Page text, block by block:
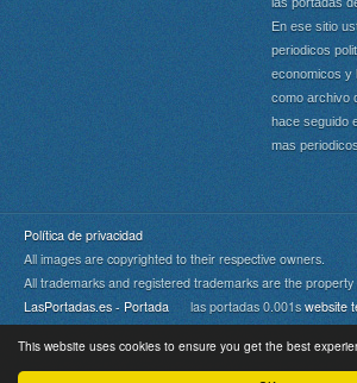
This website uses cookies to ensure you get the best
En ese sitio
periodicos
economicos y
como archivo
hace seguido
mas
Política de privacidad
All images are copyrighted to their respective owners.
All trademarks and registered trademarks are the property
LasPortadas.es - Portada las portadas 0.001s website